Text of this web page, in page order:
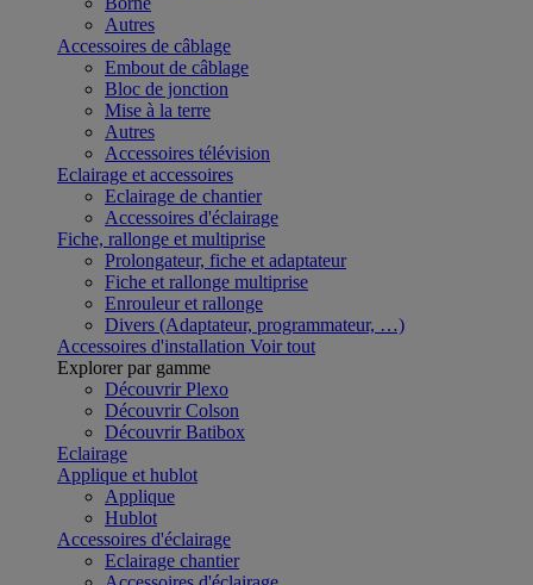
Autres
Accessoires de câblage
Embout de câblage
Bloc de jonction
Mise à la terre
Autres
Accessoires télévision
Eclairage et accessoires
Eclairage de chantier
Accessoires d'éclairage
Fiche, rallonge et multiprise
Prolongateur, fiche et adaptateur
Fiche et rallonge multiprise
Enrouleur et rallonge
Divers (Adaptateur, programmateur, …)
Accessoires d'installation Voir tout
Explorer par gamme
Découvrir Plexo
Découvrir Colson
Découvrir Batibox
Eclairage
Applique et hublot
Applique
Hublot
Accessoires d'éclairage
Eclairage chantier